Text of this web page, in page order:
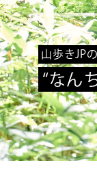
山歩きJP
“なん